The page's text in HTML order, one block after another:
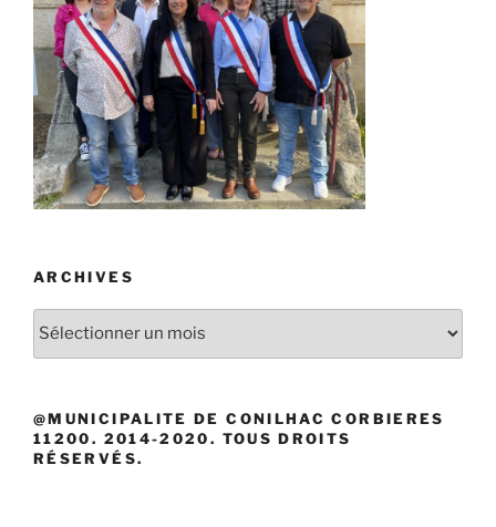
ARCHIVES
@MUNICIPALITE DE CONILHAC CORBIERES
11200. 2014-2020. TOUS DROITS
RÉSERVÉS.